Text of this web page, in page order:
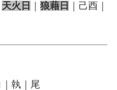
天火日 狼藉日
｜己酉｜
｜執｜尾